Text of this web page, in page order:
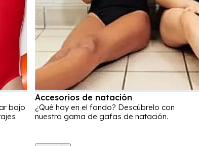
bajo
Accesorios de natación
¿Qué hay en el fondo? Descúbrelo con
nuestra gama de gafas de natación.